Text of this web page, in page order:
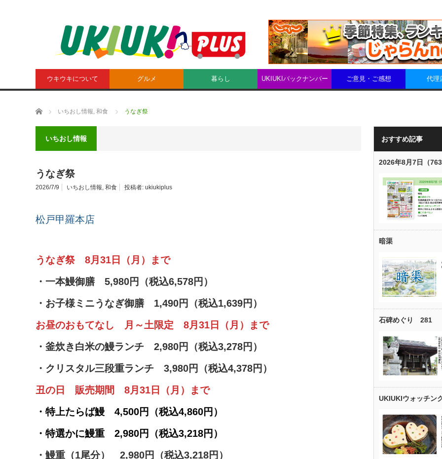
ウキウキについて グルメ 暮らし UKIUKIバックナンバー ご意見・ご感想 代理
ホーム いちおし情報, 和食 うなぎ祭
いちおし情報
うなぎ祭
2026/7/9 いちおし情報, 和食 投稿者: ukiukiplus
松戸甲羅本店
うなぎ祭 8月31日（月）まで
・一本鰻御膳 5,980円（税込6,578円）
・お子様ミニうなぎ御膳 1,490円（税込1,639円）
お昼のおもてなし 月～土限定 8月31日（月）まで
・釜炊き白米の鰻ランチ 2,980円（税込3,278円）
・クリスタル三段重ランチ 3,980円（税込4,378円）
丑の日 販売期間 8月31日（月）まで
・特上たらば鰻 4,500円（税込4,860円）
・特選かに鰻重 2,980円（税込3,218円）
・鰻重（1尾分） 2,980円（税込3,218円）
おすすめ記事
2026年8月7日（763
暗渠
石碑めぐり 281
UKIUKIウォッチン